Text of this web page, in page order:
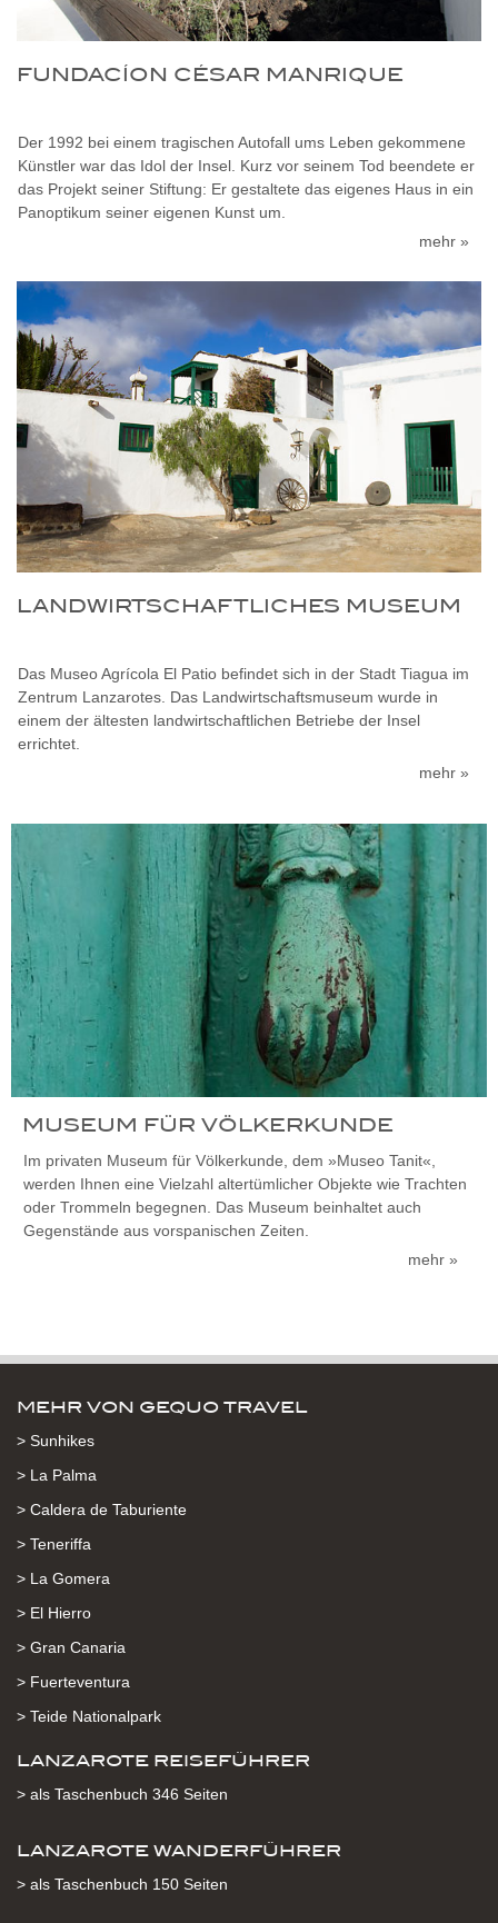
FUNDACÍON CÉSAR MANRIQUE
Der 1992 bei einem tragischen Autofall ums Leben gekommene
Künstler war das Idol der Insel. Kurz vor seinem Tod beendete er
das Projekt seiner Stiftung: Er gestaltete das eigenes Haus in ein
Panoptikum seiner eigenen Kunst um.
mehr »
LANDWIRTSCHAFTLICHES MUSEUM
Das Museo Agrícola El Patio befindet sich in der Stadt Tiagua im
Zentrum Lanzarotes. Das Landwirtschaftsmuseum wurde in
einem der ältesten landwirtschaftlichen Betriebe der Insel
errichtet.
mehr »
MUSEUM FÜR VÖLKERKUNDE
Im privaten Museum für Völkerkunde, dem »Museo Tanit«,
werden Ihnen eine Vielzahl altertümlicher Objekte wie Trachten
oder Trommeln begegnen. Das Museum beinhaltet auch
Gegenstände aus vorspanischen Zeiten.
mehr »
MEHR VON GEQUO TRAVEL
> Sunhikes
> La Palma
> Caldera de Taburiente
> Teneriffa
> La Gomera
> El Hierro
> Gran Canaria
> Fuerteventura
> Teide Nationalpark
LANZAROTE REISEFÜHRER
> als Taschenbuch 346 Seiten
LANZAROTE WANDERFÜHRER
> als Taschenbuch 150 Seiten